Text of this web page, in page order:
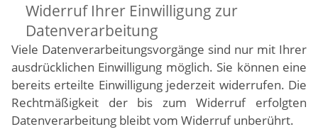
Widerruf Ihrer Einwilligung zur
Datenverarbeitung
Viele Datenverarbeitungsvorgänge sind nur mit Ihrer
ausdrücklichen Einwilligung möglich. Sie können eine
bereits erteilte Einwilligung jederzeit widerrufen. Die
Rechtmäßigkeit der bis zum Widerruf erfolgten
Datenverarbeitung bleibt vom Widerruf unberührt.